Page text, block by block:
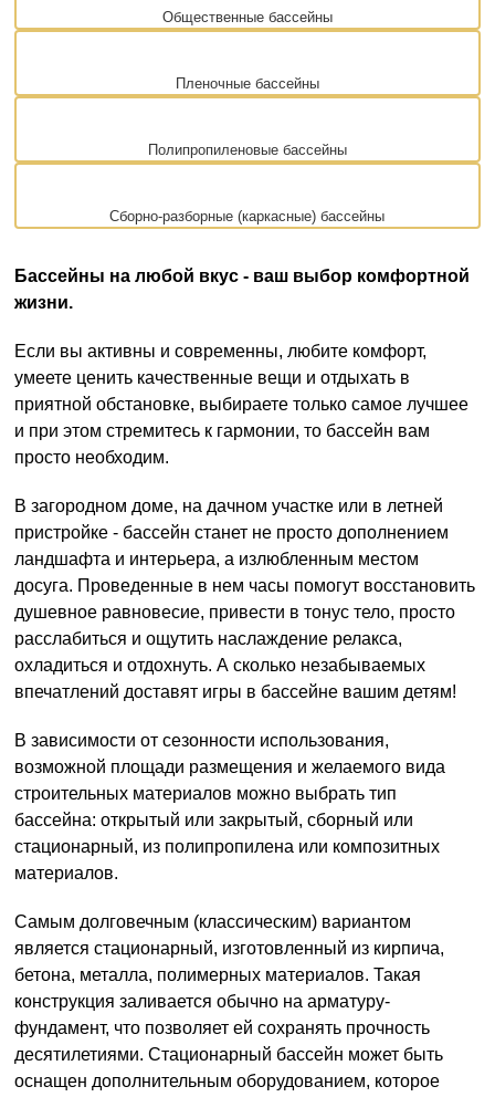
Общественные бассейны
Пленочные бассейны
Полипропиленовые бассейны
Сборно-разборные (каркасные) бассейны
Бассейны на любой вкус - ваш выбор комфортной
жизни.
Если вы активны и современны, любите комфорт,
умеете ценить качественные вещи и отдыхать в
приятной обстановке, выбираете только самое лучшее
и при этом стремитесь к гармонии, то бассейн вам
просто необходим.
В загородном доме, на дачном участке или в летней
пристройке - бассейн станет не просто дополнением
ландшафта и интерьера, а излюбленным местом
досуга. Проведенные в нем часы помогут восстановить
душевное равновесие, привести в тонус тело, просто
расслабиться и ощутить наслаждение релакса,
охладиться и отдохнуть. А сколько незабываемых
впечатлений доставят игры в бассейне вашим детям!
В зависимости от сезонности использования,
возможной площади размещения и желаемого вида
строительных материалов можно выбрать тип
бассейна: открытый или закрытый, сборный или
стационарный, из полипропилена или композитных
материалов.
Самым долговечным (классическим) вариантом
является стационарный, изготовленный из кирпича,
бетона, металла, полимерных материалов. Такая
конструкция заливается обычно на арматуру-
фундамент, что позволяет ей сохранять прочность
десятилетиями. Стационарный бассейн может быть
оснащен дополнительным оборудованием, которое